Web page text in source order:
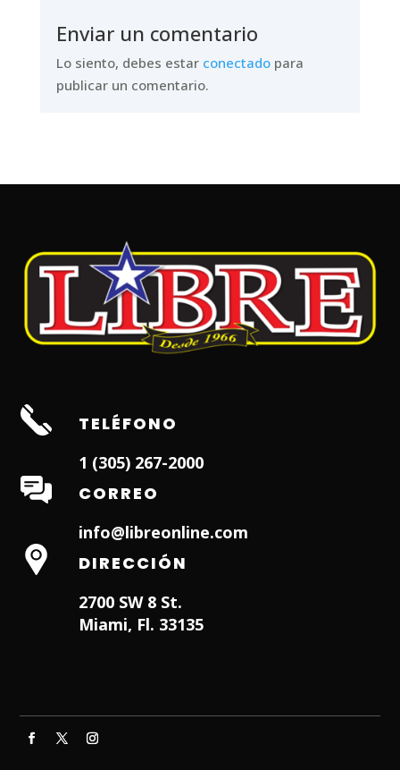
Enviar un comentario
Lo siento, debes estar conectadopara
publicar un comentario.
TELÉFONO
1 (305) 267-2000
CORREO
info@libreonline.com
DIRECCIÓN
2700 SW 8 St.
Miami, Fl. 33135